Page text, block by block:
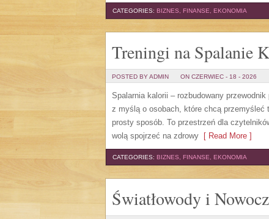
CATEGORIES: BIZNES, FINANSE, EKONOMIA
Treningi na Spalanie
POSTED BY ADMIN ON CZERWIEC - 18 - 2026
Spalarnia kalorii – rozbudowany
z myślą o osobach, które chcą przemyśleć
prosty sposób. To przestrzeń dla
wolą spojrzeć na zdrowy [ Read More ]
CATEGORIES: BIZNES, FINANSE, EKONOMIA
Światłowody i